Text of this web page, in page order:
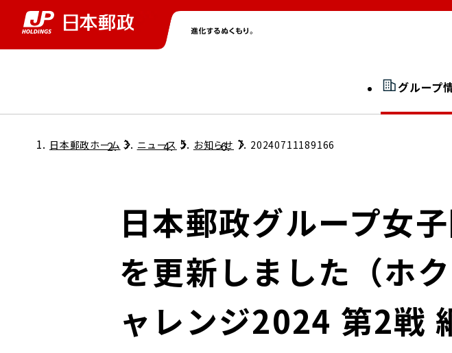
グループ
グループ情報トップ
コンダクト向上の取組み
社長室通信
JP 改革実行委員会
広告ギャラリー
日本郵政
株主・投資家情報トップ
個人投資家のみなさまへ
ニューストップ
サステナビリティトップ
担当役員メッセージ
サステナビリティマネジメント
持続可能な金融のフレームワーク
開示情報検索
採用情報トップ
日本郵政ホーム ニュース お知らせ 20240711189166
日本郵政グループ女
を更新しました（ホ
ャレンジ2024 第2戦